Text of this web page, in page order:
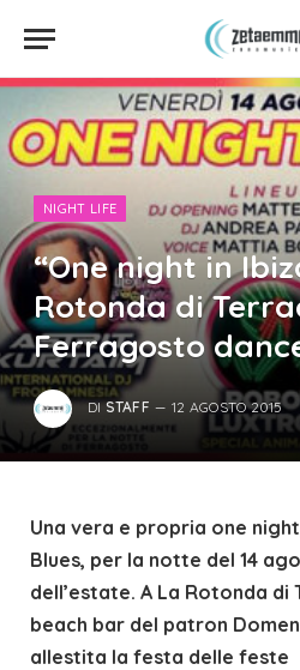
NIGHT LIFE
“One night in
Rotonda di
Ferragosto
DI STAFF 12 AGOSTO 2015
Una vera e propria one
Blues, per la notte del 14
dell’estate. A La Rotonda
beach bar del patron
allestita la festa delle feste